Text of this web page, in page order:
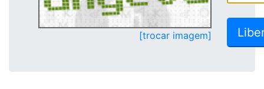
[trocar imagem]